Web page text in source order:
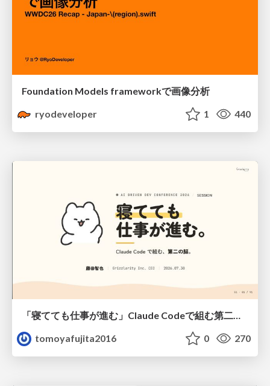
Foundation Models frameworkで画像分析
ryodeveloper
1 440
「寝てても仕事が進む」Claude Codeで組む第二の脳
tomoyafujita2016
0 270